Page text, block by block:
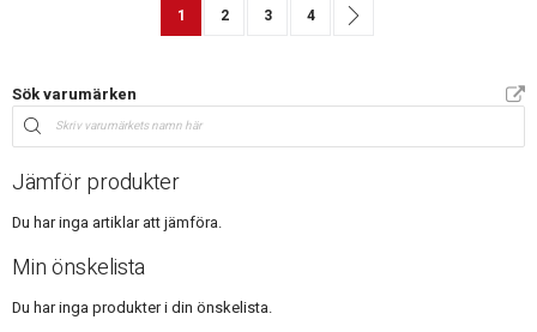
You're currently reading page
1 Sida
2 Sida
3 Sida
4
Sök varumärken
Jämför produkter
Du har inga artiklar att jämföra.
Min önskelista
Du har inga produkter i din önskelista.